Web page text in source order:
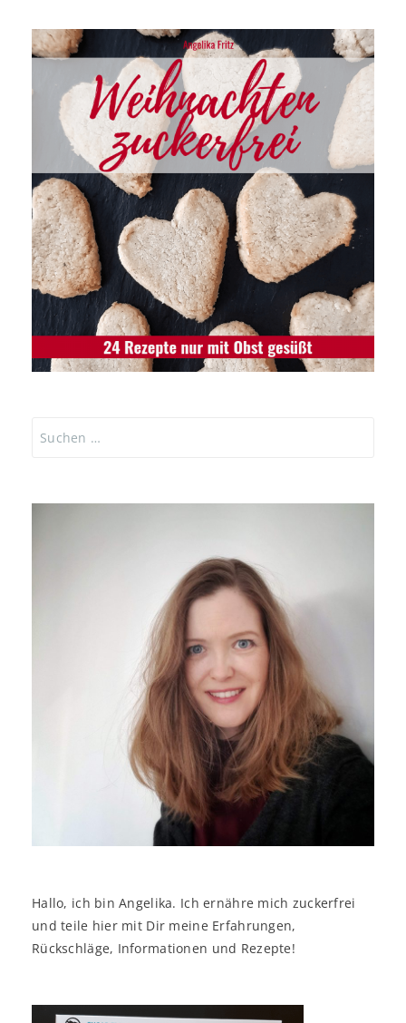
Hallo, ich bin Angelika. Ich ernähre mich zuckerfrei
und teile hier mit Dir meine Erfahrungen,
Rückschläge, Informationen und Rezepte!